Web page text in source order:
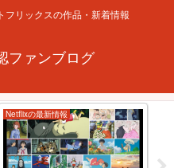
フリックスの作品・新着情報
ファンブログ
Netflixの最新情報